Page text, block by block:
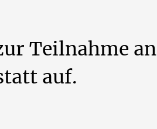
Teilnahme an
auf.